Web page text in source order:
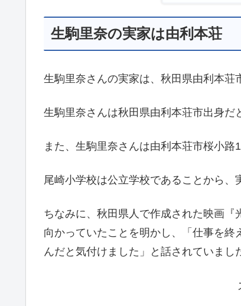
生駒里奈の実家は由利本荘
生駒里奈さんの実家は、秋田県由利本荘
生駒里奈さんは秋田県由利本荘市出身だ
また、生駒里奈さんは由利本荘市桜小路
尾崎小学校は公立学校であることから、
ちなみに、秋田県人で作成された映画
向かっていたことを明かし、「仕事を
んだと気付けました」と話されていまし